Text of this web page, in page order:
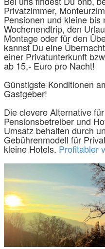
Privatzimmer,
Pensionen und kleine
Wochenendtrip, den
Montage oder für den
kannst Du eine
einer Privatunterkunft
ab 15,- Euro pro Nacht!
Günstigste Konditionen
Gastgeber!
Die clevere Alternative
Pensionsbetreiber und
Umsatz behalten durch
Gebührenmodell für
kleine Hotels. Profitabler